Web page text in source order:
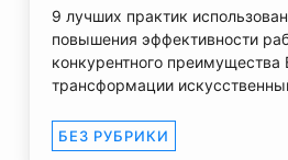
9 лучших практик
повышения эффективности
конкурентного
трансформации
БЕЗ РУБРИКИ